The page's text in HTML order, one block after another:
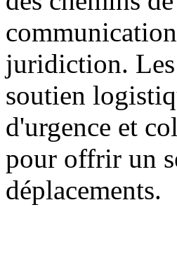
juridiction.
soutien
d'urgence et
pour offrir un
déplacements.